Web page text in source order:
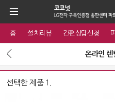
홈 설치리뷰 간편상담신청
온라인 렌
선택한 제품 1.